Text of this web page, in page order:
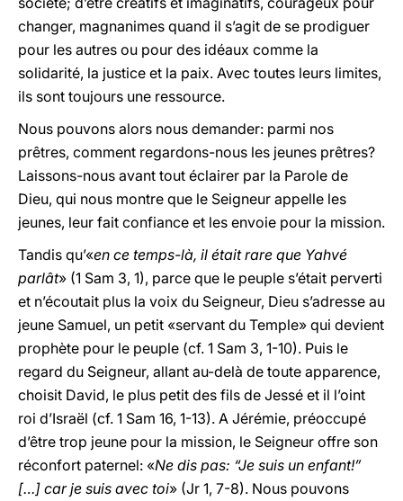
changer, magnanimes quand il s’agit de se prodiguer
pour les autres ou pour des idéaux comme la
solidarité, la justice et la paix. Avec toutes leurs limites,
ils sont toujours une ressource.
Nous pouvons alors nous demander: parmi nos
prêtres, comment regardons-nous les jeunes prêtres?
Laissons-nous avant tout éclairer par la Parole de
Dieu, qui nous montre que le Seigneur appelle les
jeunes, leur fait confiance et les envoie pour la mission.
Tandis qu’«en ce temps-là, il était rare que Yahvé
parlât» (1 Sam 3, 1), parce que le peuple s’était perverti
et n’écoutait plus la voix du Seigneur, Dieu s’adresse au
jeune Samuel, un petit «servant du Temple» qui devient
prophète pour le peuple (cf. 1 Sam 3, 1-10). Puis le
regard du Seigneur, allant au-delà de toute apparence,
choisit David, le plus petit des fils de Jessé et il l’oint
roi d’Israël (cf. 1 Sam 16, 1-13). A Jérémie, préoccupé
d’être trop jeune pour la mission, le Seigneur offre son
réconfort paternel: «Ne dis pas: “Je suis un enfant!”
[…] car je suis avec toi» (Jr 1, 7-8). Nous pouvons